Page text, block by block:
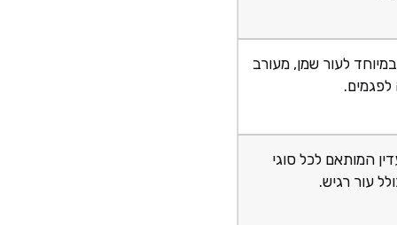
לעור שמן, מעורב
לפגמים.
המותאם לכל סוגי
עור רגיש.